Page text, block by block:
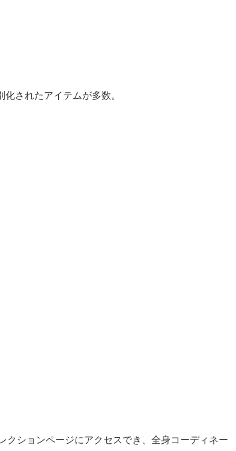
されたアイテムが多数。
クションページにアクセスでき、全身コーディネー